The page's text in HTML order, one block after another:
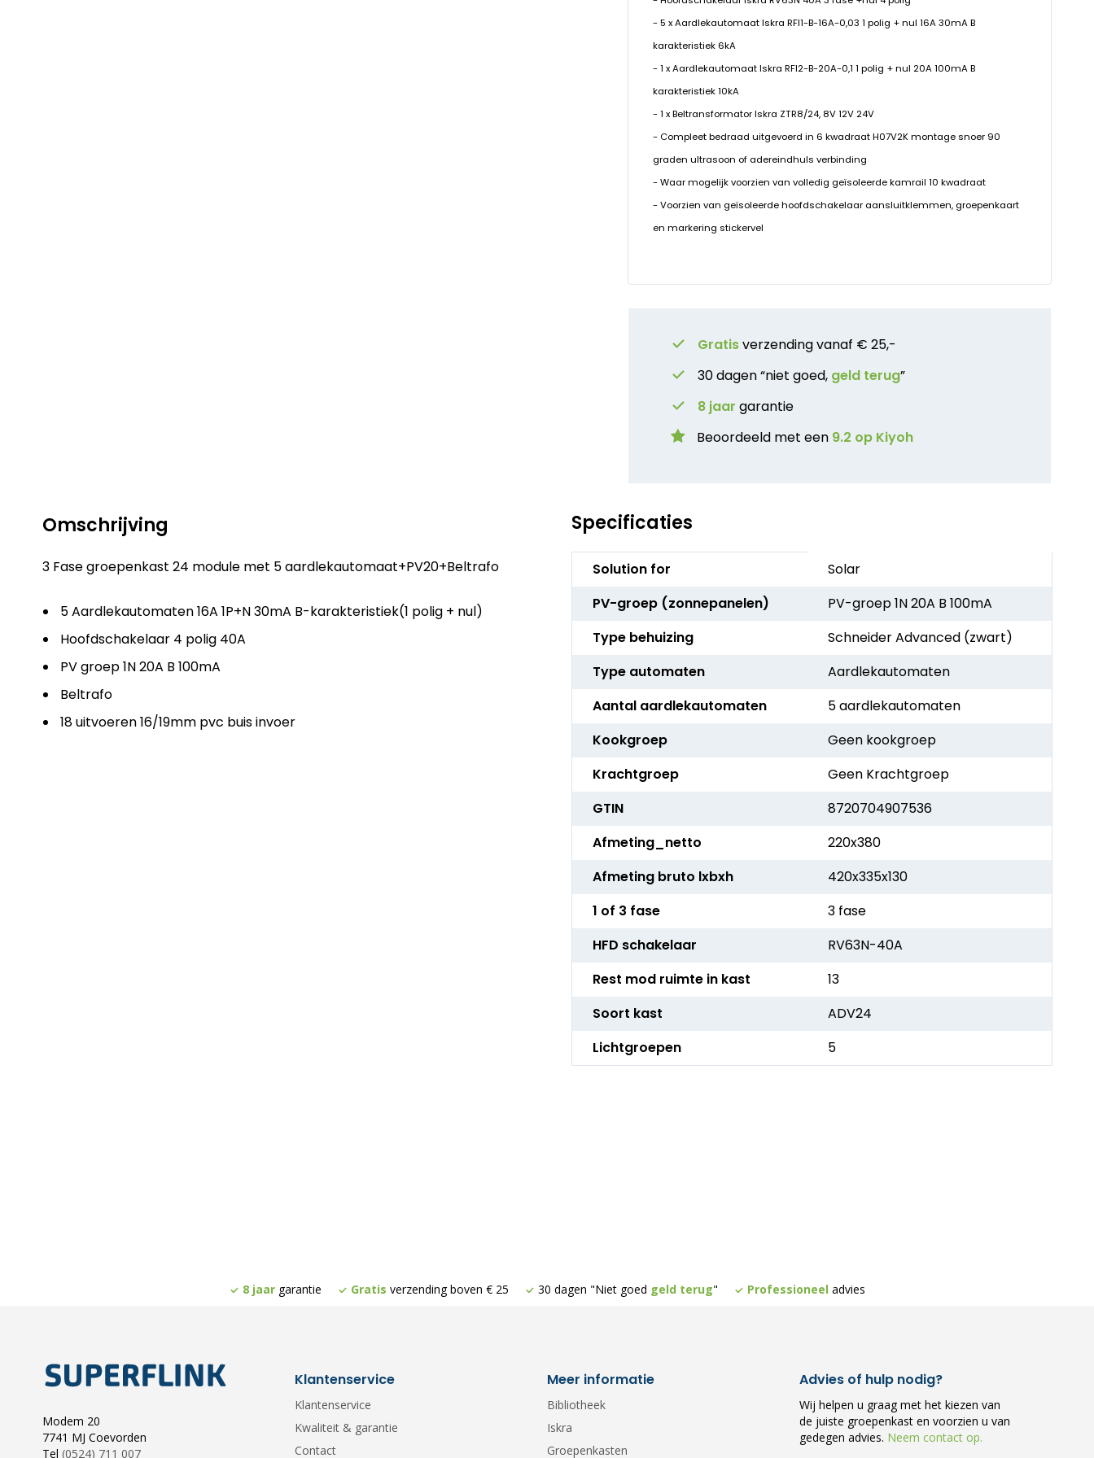
- 5 x Aardlekautomaat Iskra RFI1-B-16A-0,03 1 polig + nul 16A 30mA B
karakteristiek 6kA
- 1 x Aardlekautomaat Iskra RFI2-B-20A-0,1 1 polig + nul 20A 100mA B
karakteristiek 10kA
- 1 x Beltransformator Iskra ZTR8/24, 8V 12V 24V
- Compleet bedraad uitgevoerd in 6 kwadraat H07V2K montage snoer 90
graden ultrasoon of adereindhuls verbinding
- Waar mogelijk voorzien van volledig geïsoleerde kamrail 10 kwadraat
- Voorzien van geïsoleerde hoofdschakelaar aansluitklemmen, groepenkaart
en markering stickervel
Gratisverzending vanaf € 25,-
30 dagen “niet goed, geld terug”
8 jaar garantie
Beoordeeld met een 9.2 op Kiyoh
Specificaties
Meer
informatie
Solution for
Solar
PV-groep (zonnepanelen)
PV-groep 1N 20A B 100mA
Type behuizing
Schneider Advanced (zwart)
Type automaten
Aardlekautomaten
Aantal aardlekautomaten
5 aardlekautomaten
Kookgroep
Geen kookgroep
Krachtgroep
Geen Krachtgroep
GTIN
8720704907536
Afmeting_netto
220x380
Afmeting bruto lxbxh
420x335x130
1 of 3 fase
3 fase
HFD schakelaar
RV63N-40A
Rest mod ruimte in kast
13
Soort kast
ADV24
Lichtgroepen
5
Omschrijving
3 Fase groepenkast 24 module met 5 aardlekautomaat+PV20+Beltrafo
5 Aardlekautomaten 16A 1P+N 30mA B-karakteristiek(1 polig + nul)
Hoofdschakelaar 4 polig 40A
PV groep 1N 20A B 100mA
Beltrafo
18 uitvoeren 16/19mm pvc buis invoer
8 jaargarantie Gratis verzending boven € 25 30 dagen "Niet goed geld terug" Professioneel advies
Modem 20
7741 MJ Coevorden
Tel (0524) 711 007
Klantenservice
Klantenservice
Kwaliteit & garantie
Contact
Meer informatie
Bibliotheek
Iskra
Groepenkasten
Advies of hulp nodig?
Wij helpen u graag met het kiezen van
de juiste groepenkast en voorzien u van
gedegen advies. Neem contact op.